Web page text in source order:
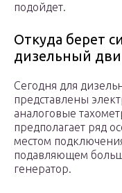
подойдет.
Откуда берет
дизельный
Сегодня для
представлены
аналоговые
предполагает ряд
местом
подавляющем
генератор.